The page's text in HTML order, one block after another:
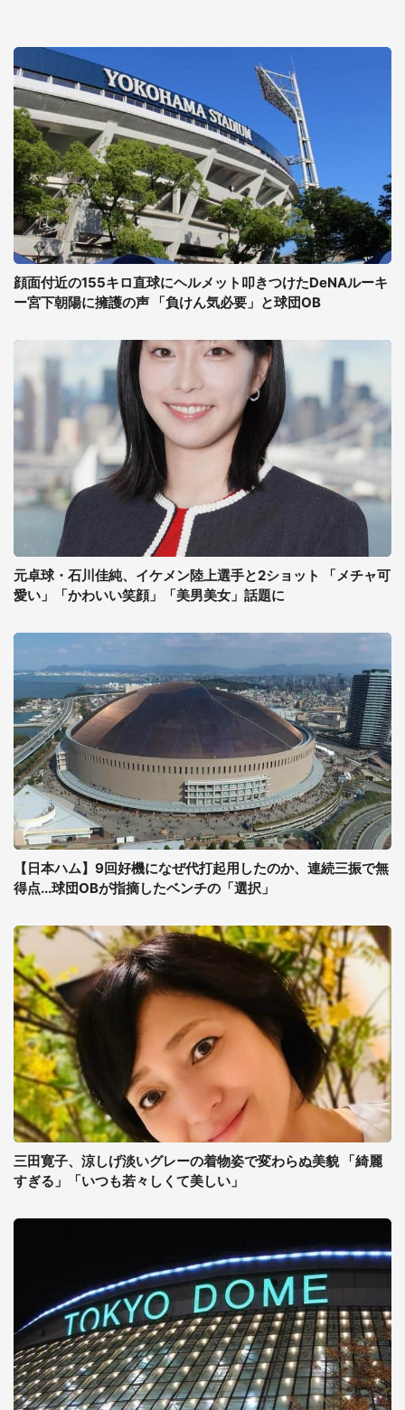
顔面付近の155キロ直球にヘルメット叩きつけたDeNAルーキ
ー宮下朝陽に擁護の声 「負けん気必要」と球団OB
元卓球・石川佳純、イケメン陸上選手と2ショット 「メチャ可
愛い」「かわいい笑顔」「美男美女」話題に
【日本ハム】9回好機になぜ代打起用したのか、連続三振で無
得点...球団OBが指摘したベンチの「選択」
三田寛子、涼しげ淡いグレーの着物姿で変わらぬ美貌 「綺麗
すぎる」「いつも若々しくて美しい」